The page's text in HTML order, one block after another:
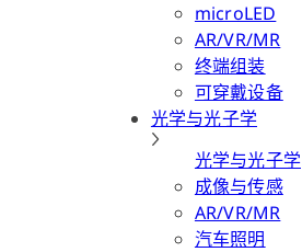
microLED
AR/VR/MR
终端组装
可穿戴设备
光学与光子学
光学与光子学
成像与传感
AR/VR/MR
汽车照明